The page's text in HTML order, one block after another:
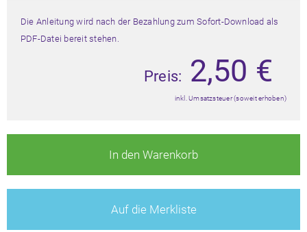
Die Anleitung wird nach der Bezahlung zum Sofort-Download als
PDF-Datei bereit stehen.
Preis: 2,50 €
inkl. Umsatzsteuer (soweit erhoben)
In den Warenkorb
Auf die Merkliste